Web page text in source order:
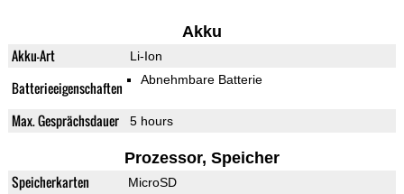
Akku
Akku-Art Li-Ion
Batterieeigenschaften Abnehmbare Batterie
Max. Gesprächsdauer 5 hours
Prozessor, Speicher
Speicherkarten MicroSD